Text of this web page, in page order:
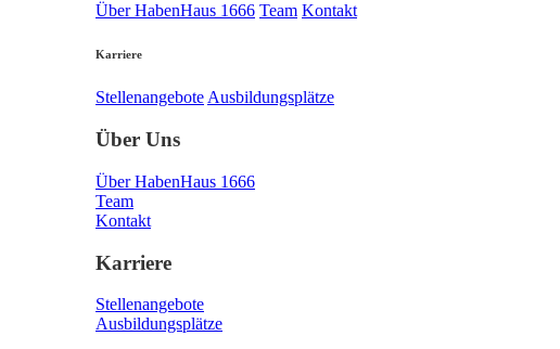
Über HabenHaus 1666 Team Kontakt
Karriere
Stellenangebote Ausbildungsplätze
Über Uns
Über HabenHaus 1666
Team
Kontakt
Karriere
Stellenangebote
Ausbildungsplätze